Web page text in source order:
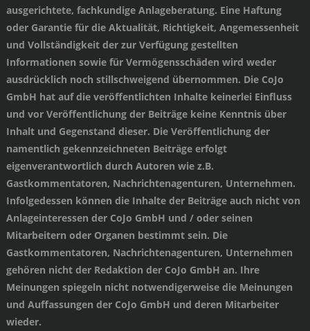
ausgerichtete, fachkundige Anlageberatung. Eine Haftung
oder Garantie für die Aktualität, Richtigkeit, Angemessenheit
und Vollständigkeit der zur Verfügung gestellten
Informationen sowie für Vermögensschäden wird weder
ausdrücklich noch stillschweigend übernommen. Die CoJo
GmbH hat auf die veröffentlichten Inhalte keinerlei Einfluss
und vor Veröffentlichung der Beiträge keine Kenntnis über
Inhalt und Gegenstand dieser. Die Veröffentlichung der
namentlich gekennzeichneten Beiträge erfolgt
eigenverantwortlich durch Autoren wie z.B.
Gastkommentatoren, Nachrichtenagenturen, Unternehmen.
Infolgedessen können die Inhalte der Beiträge auch nicht von
Anlageinteressen der CoJo GmbH und / oder seinen
Mitarbeitern oder Organen bestimmt sein. Die
Gastkommentatoren, Nachrichtenagenturen, Unternehmen
gehören nicht der Redaktion der CoJo GmbH an. Ihre
Meinungen spiegeln nicht notwendigerweise die Meinungen
und Auffassungen der CoJo GmbH und deren Mitarbeiter
wieder.